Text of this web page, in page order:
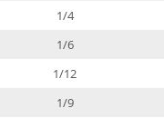
1/4
1/6
1/12
1/9